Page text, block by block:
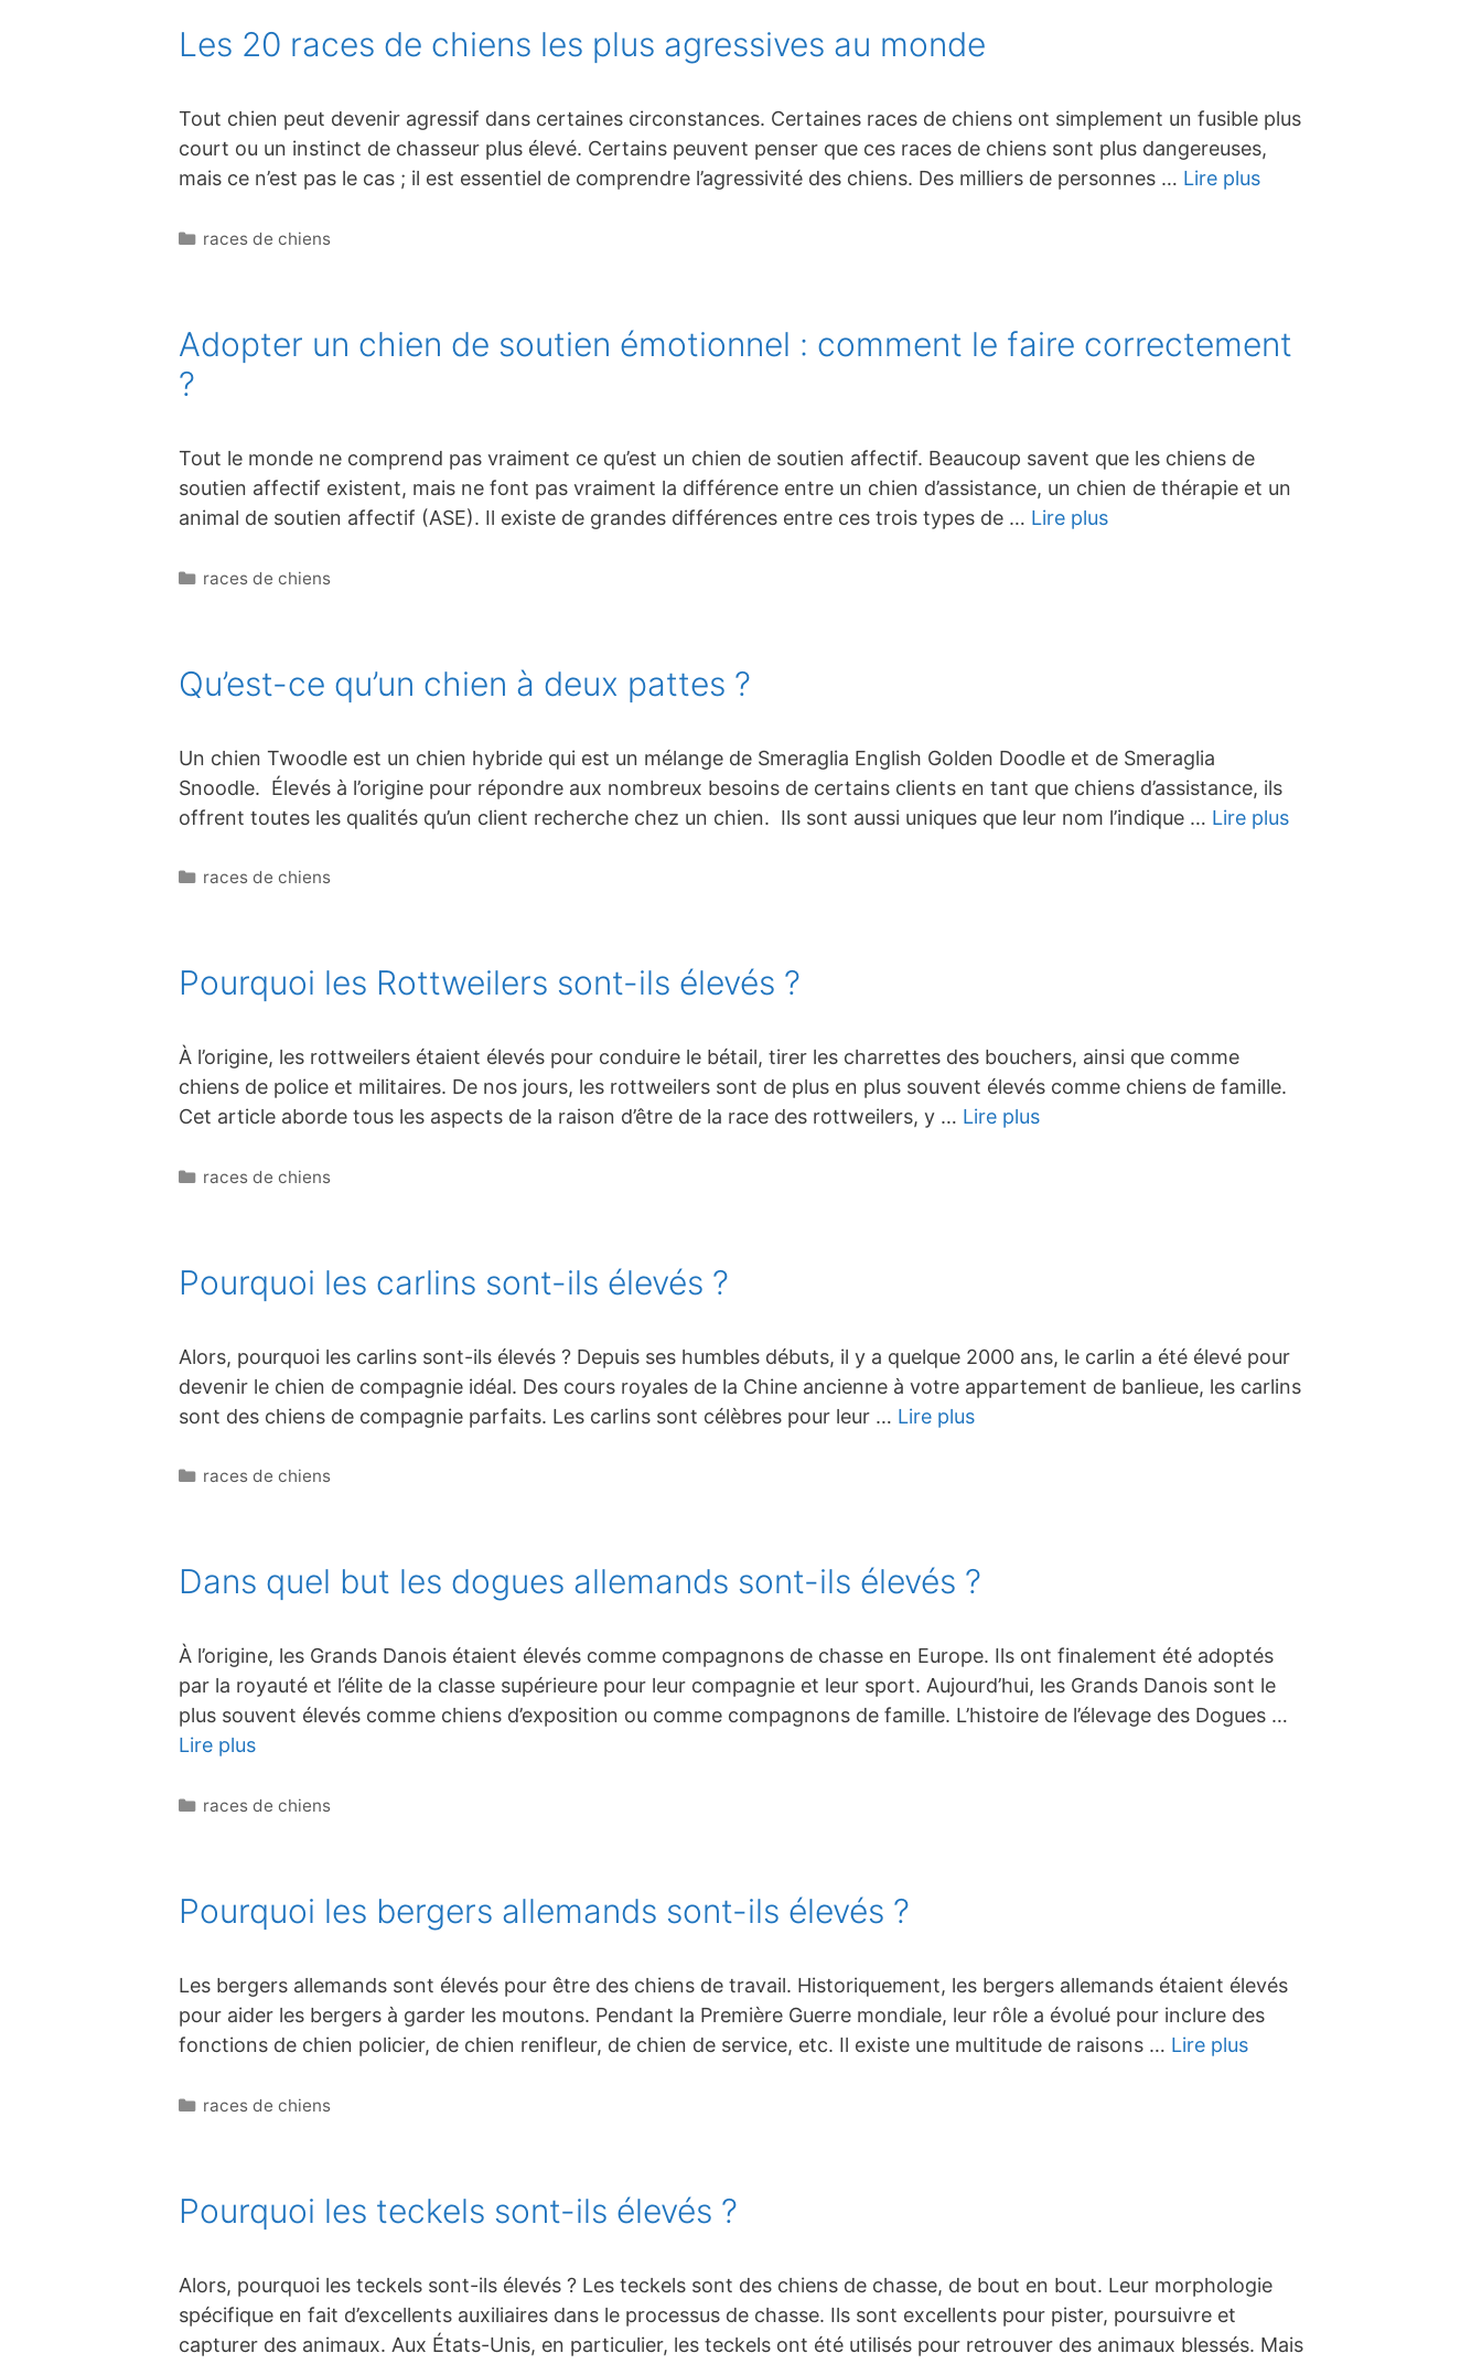
Les 20 races de chiens les plus agressives au monde
Tout chien peut devenir agressif dans certaines circonstances. Certaines races de chiens ont simplement un fusible plus
court ou un instinct de chasseur plus élevé. Certains peuvent penser que ces races de chiens sont plus dangereuses,
mais ce n’est pas le cas ; il est essentiel de comprendre l’agressivité des chiens. Des milliers de personnes … Lire plus
Catégories
races de chiens
Adopter un chien de soutien émotionnel : comment le faire correctement
?
Tout le monde ne comprend pas vraiment ce qu’est un chien de soutien affectif. Beaucoup savent que les chiens de
soutien affectif existent, mais ne font pas vraiment la différence entre un chien d’assistance, un chien de thérapie et un
animal de soutien affectif (ASE). Il existe de grandes différences entre ces trois types de … Lire plus
Catégories
races de chiens
Qu’est-ce qu’un chien à deux pattes ?
Un chien Twoodle est un chien hybride qui est un mélange de Smeraglia English Golden Doodle et de Smeraglia
Snoodle. Élevés à l’origine pour répondre aux nombreux besoins de certains clients en tant que chiens d’assistance, ils
offrent toutes les qualités qu’un client recherche chez un chien. Ils sont aussi uniques que leur nom l’indique … Lire plus
Catégories
races de chiens
Pourquoi les Rottweilers sont-ils élevés ?
À l’origine, les rottweilers étaient élevés pour conduire le bétail, tirer les charrettes des bouchers, ainsi que comme
chiens de police et militaires. De nos jours, les rottweilers sont de plus en plus souvent élevés comme chiens de famille.
Cet article aborde tous les aspects de la raison d’être de la race des rottweilers, y … Lire plus
Catégories
races de chiens
Pourquoi les carlins sont-ils élevés ?
Alors, pourquoi les carlins sont-ils élevés ? Depuis ses humbles débuts, il y a quelque 2000 ans, le carlin a été élevé pour
devenir le chien de compagnie idéal. Des cours royales de la Chine ancienne à votre appartement de banlieue, les carlins
sont des chiens de compagnie parfaits. Les carlins sont célèbres pour leur … Lire plus
Catégories
races de chiens
Dans quel but les dogues allemands sont-ils élevés ?
À l’origine, les Grands Danois étaient élevés comme compagnons de chasse en Europe. Ils ont finalement été adoptés
par la royauté et l’élite de la classe supérieure pour leur compagnie et leur sport. Aujourd’hui, les Grands Danois sont le
plus souvent élevés comme chiens d’exposition ou comme compagnons de famille. L’histoire de l’élevage des Dogues …
Lire plus
Catégories
races de chiens
Pourquoi les bergers allemands sont-ils élevés ?
Les bergers allemands sont élevés pour être des chiens de travail. Historiquement, les bergers allemands étaient élevés
pour aider les bergers à garder les moutons. Pendant la Première Guerre mondiale, leur rôle a évolué pour inclure des
fonctions de chien policier, de chien renifleur, de chien de service, etc. Il existe une multitude de raisons … Lire plus
Catégories
races de chiens
Pourquoi les teckels sont-ils élevés ?
Alors, pourquoi les teckels sont-ils élevés ? Les teckels sont des chiens de chasse, de bout en bout. Leur morphologie
spécifique en fait d’excellents auxiliaires dans le processus de chasse. Ils sont excellents pour pister, poursuivre et
capturer des animaux. Aux États-Unis, en particulier, les teckels ont été utilisés pour retrouver des animaux blessés. Mais